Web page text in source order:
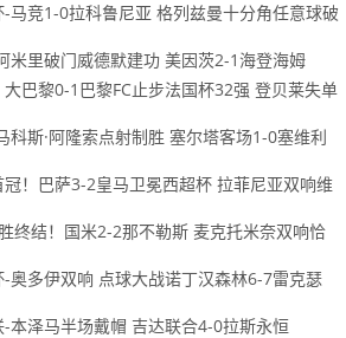
马竞1-0拉科鲁尼亚 格列兹曼十分角任意球破
米里破门威德默建功 美因茨2-1海登海姆
巴黎0-1巴黎FC止步法国杯32强 登贝莱失单
斯·阿隆索点射制胜 塞尔塔客场1-0塞维利
！巴萨3-2皇马卫冕西超杯 拉菲尼亚双响维
终结！国米2-2那不勒斯 麦克托米奈双响恰
奥多伊双响 点球大战诺丁汉森林6-7雷克瑟
本泽马半场戴帽 吉达联合4-0拉斯永恒